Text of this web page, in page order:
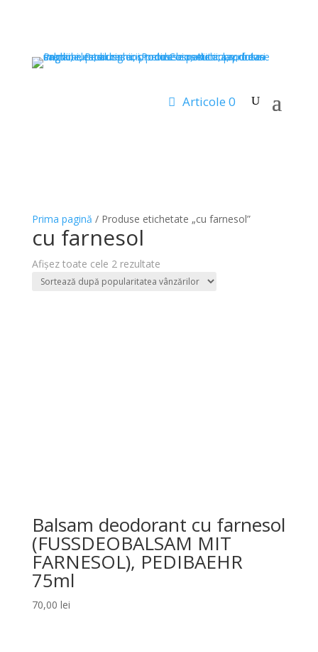
Articole 0
Prima pagină / Produse etichetate „cu farnesol”
cu farnesol
Afișez toate cele 2 rezultateSortat
după
Balsam deodorant cu farnesol
(FUSSDEOBALSAM MIT
FARNESOL), PEDIBAEHR
75ml
70,00 lei